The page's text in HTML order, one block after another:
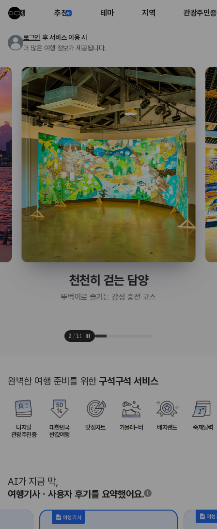
여행 추천 테마 지역 관광주민증
로그인 후 서비스 이용 시
더 많은 여행 정보가 제공됩니다.
천천히 걷는 담양
뚜벅이로 즐기는 감성 충전 코스
2 / 10
완벽한 여행 준비를 위한구석구석 서비스
디지털
관광주민증
대한민국
반값여행
맛집차트 가볼래-터 배지랜드 축제달력
AI가 지금 막,
여행기사ㆍ사용자 후기를 요약했어요.
여행기사 여